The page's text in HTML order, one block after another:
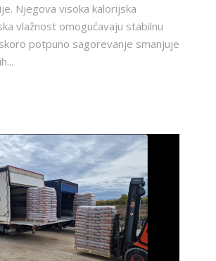
Njegova visoka kalorijska
vlažnost omogućavaju stabilnu
potpuno sagorevanje smanjuje